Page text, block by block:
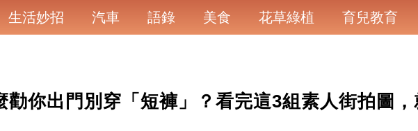
生活妙招 汽車 語錄 美食 花草綠植 育兒教育
勸你出門別穿「短褲」？看完這3組素人街拍圖